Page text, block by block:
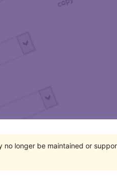
no longer be maintained or